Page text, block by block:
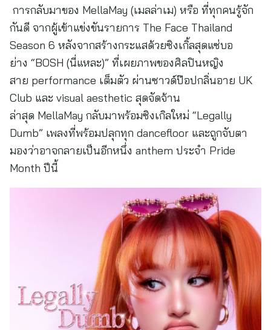
การกลับมาของ MellaMay (เมลล่าเม) หรือ ที่ทุกคนรู้จัก
กันดี จากผู้เข้าแข่งขันรายการ The Face Thailand
Season 6 หลังจากสร้างกระแสด้วยซิงเกิ้ลสุดแซ่บอ
ย่าง “BOSH (นี่แหละ)” ที่เผยภาพของศิลปินหญิง
สาย performance เต็มตัว ผ่านซาวด์ป๊อปกลิ่นอาย UK
Club และ visual aesthetic สุดจัดจ้าน
ล่าสุด MellaMay กลับมาพร้อมซิงเกิลใหม่ “Legally
Dumb” เพลงที่พร้อมปลุกทุก dancefloor และถูกจับตา
มองว่าอาจกลายเป็นอีกหนึ่ง anthem ประจำ Pride
Month ปีนี้